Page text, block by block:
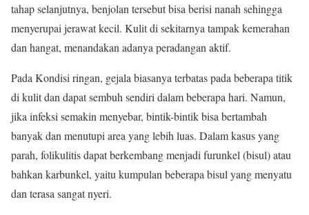
tahap selanjutnya, benjolan tersebut bisa berisi nanah sehingga
menyerupai jerawat kecil. Kulit di sekitarnya tampak kemerahan
dan hangat, menandakan adanya peradangan aktif.
Pada Kondisi ringan, gejala biasanya terbatas pada beberapa titik
di kulit dan dapat sembuh sendiri dalam beberapa hari. Namun,
jika infeksi semakin menyebar, bintik-bintik bisa bertambah
banyak dan menutupi area yang lebih luas. Dalam kasus yang
parah, folikulitis dapat berkembang menjadi furunkel (bisul) atau
bahkan karbunkel, yaitu kumpulan beberapa bisul yang menyatu
dan terasa sangat nyeri.